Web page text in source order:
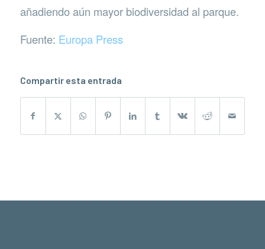
añadiendo aún mayor biodiversidad al parque.
Fuente: Europa Press
Compartir esta entrada